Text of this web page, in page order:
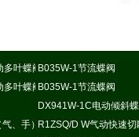
多叶蝶阀B035W-1节流蝶阀
多叶蝶阀B035W-1节流蝶阀
DX941W-1C电动倾斜
、手）动通风蝶阀
R1ZSQ/D W气动快速切